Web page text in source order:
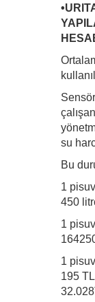
su
Bu
1
450
1
1
195